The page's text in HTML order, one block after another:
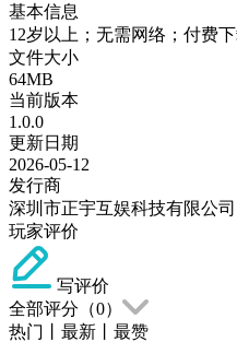
基本信息
12岁以上；无需网络；付费
文件大小
64MB
当前版本
1.0.0
更新日期
2026-05-12
发行商
深圳市正宇互娱科技有限公司
玩家评价
写评价
全部评分（0）
热门
最新
最赞